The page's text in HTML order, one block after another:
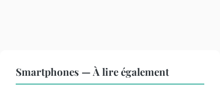
Smartphones — À lire également